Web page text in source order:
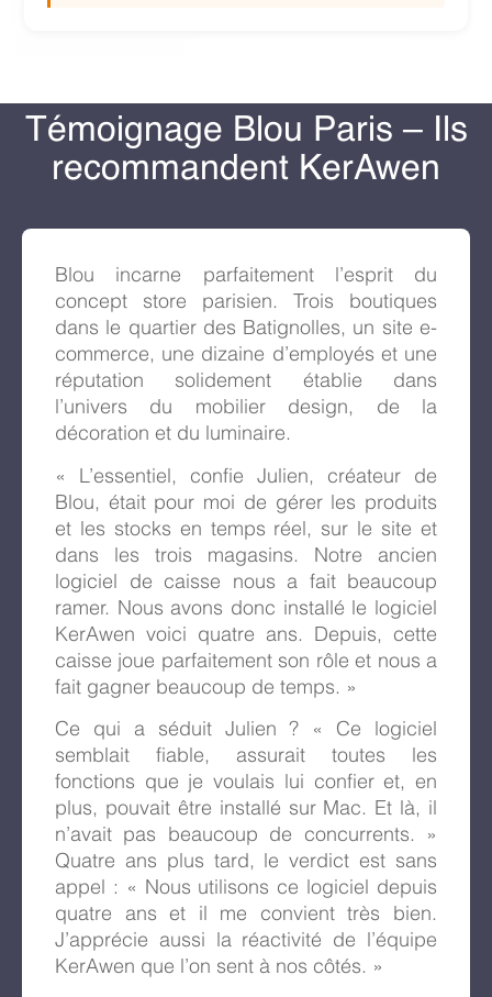
Témoignage Blou Paris – Ils
recommandent KerAwen
Blou incarne parfaitement l’esprit du
concept store parisien. Trois boutiques
dans le quartier des Batignolles, un site e-
commerce, une dizaine d’employés et une
réputation solidement établie dans
l’univers du mobilier design, de la
décoration et du luminaire.
« L’essentiel, confie Julien, créateur de
Blou, était pour moi de gérer les produits
et les stocks en temps réel, sur le site et
dans les trois magasins. Notre ancien
logiciel de caisse nous a fait beaucoup
ramer. Nous avons donc installé le logiciel
KerAwen voici quatre ans. Depuis, cette
caisse joue parfaitement son rôle et nous a
fait gagner beaucoup de temps. »
Ce qui a séduit Julien ? « Ce logiciel
semblait fiable, assurait toutes les
fonctions que je voulais lui confier et, en
plus, pouvait être installé sur Mac. Et là, il
n’avait pas beaucoup de concurrents. »
Quatre ans plus tard, le verdict est sans
appel : « Nous utilisons ce logiciel depuis
quatre ans et il me convient très bien.
J’apprécie aussi la réactivité de l’équipe
KerAwen que l’on sent à nos côtés. »